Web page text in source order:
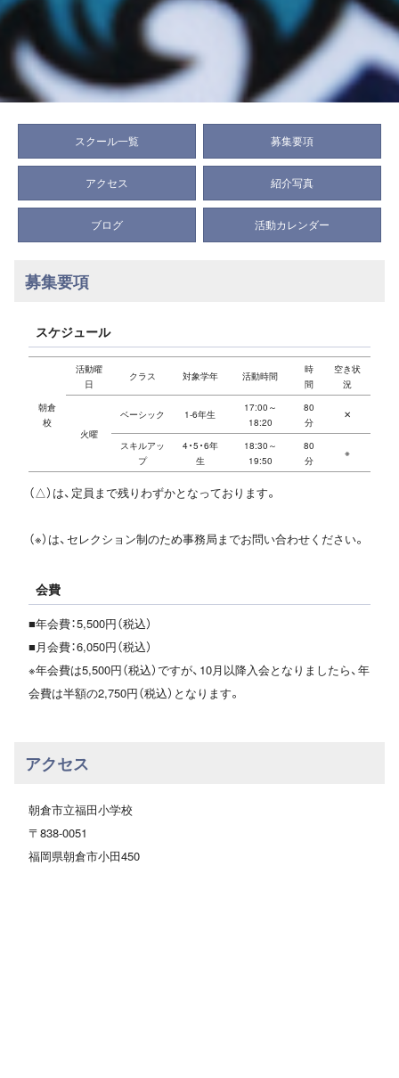
スクール一覧 募集要項
アクセス 紹介写真
ブログ 活動カレンダー
募集要項
スケジュール
朝倉
校
活動曜
日
クラス 対象学年 活動時間
時
間
空き状
況
火曜
ベーシック 1-6年生
17:00～
18:20
80
分
✕
スキルアッ
プ
4・5・6年
生
18:30～
19:50
80
分
※
（△）は、定員まで残りわずかとなっております。
（※）は、セレクション制のため事務局までお問い合わせください。
会費
■年会費：5,500円（税込）
■月会費：6,050円（税込）
※年会費は5,500円（税込）ですが、10月以降入会となりましたら、年
会費は半額の2,750円（税込）となります。
アクセス
朝倉市立福田小学校
〒838-0051
福岡県朝倉市小田450